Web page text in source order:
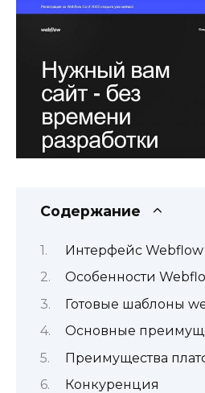
Содержание
Интерфейс Webflow
Особенности
Готовые шаблоны
Основные
Преимущества
Конкуренция